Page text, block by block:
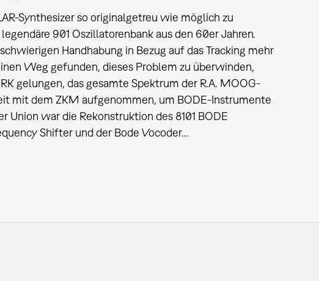
Synthesizer so originalgetreu wie möglich zu
901 Oszillatorenbank aus den 60er Jahren.
Handhabung in Bezug auf das Tracking mehr
Weg gefunden, dieses Problem zu überwinden,
gelungen, das gesamte Spektrum der R.A. MOOG-
mit dem ZKM aufgenommen, um BODE-Instrumente
Union war die Rekonstruktion des 8101 BODE
Shifter und der Bode Vocoder...